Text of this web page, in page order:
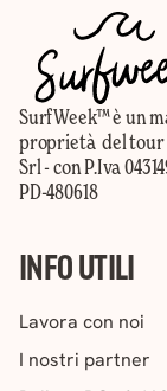
SurfWeek™ è un
proprietà del tour
Srl - con P.Iva
PD-480618
INFO UTILI
Lavora con noi
I nostri partner